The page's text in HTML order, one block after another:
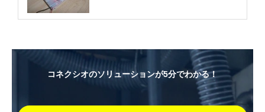
コネクシオのソリューションが5分でわかる！